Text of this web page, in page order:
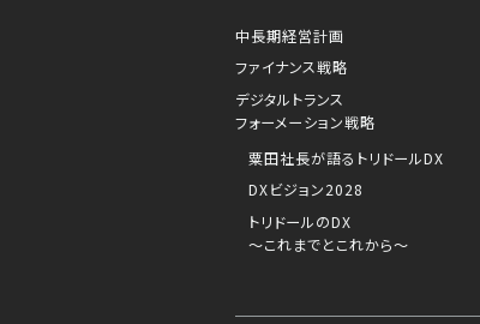
中長期経営計画
ファイナンス戦略
デジタルトランス
フォーメーション戦略
粟田社長が語るトリドールDX
DXビジョン2028
トリドールのDX
～これまでとこれから～